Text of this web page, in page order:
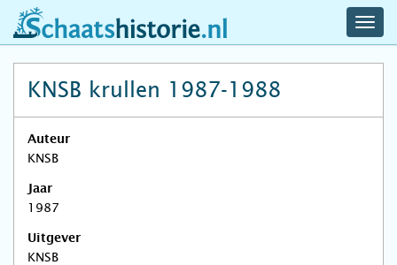
schaatshistorie.nl
KNSB krullen 1987-1988
Auteur
KNSB
Jaar
1987
Uitgever
KNSB